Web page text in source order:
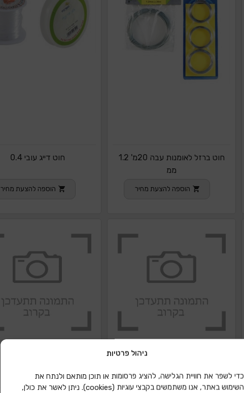
ניהול פרטיות
כדי לשפר את חוויית הגלישה, להציג פרסומות או תוכן מותאם ולנתח את
השימוש באתר, אנו משתמשים בקבצי עוגיות (cookies). ניתן לאשר את כולן,
חוט ברזל לאומנות עבה 20מ' 1.2
ממ
הוספה להצעת מחיר
חוט דייג עובי 0.4
הוספה להצעת מחיר